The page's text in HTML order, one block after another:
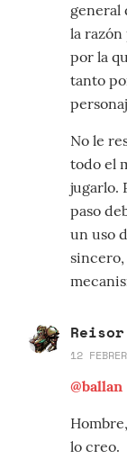
general
la razón
por la
tanto
No le
todo el
jugarlo.
paso
un uso
sincero,
Reisor
12
@ballan
lo creo.